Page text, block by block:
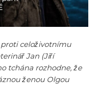
celoživotnímu
Jan (Jiří
tchána rozhodne, že
ženou Olgou